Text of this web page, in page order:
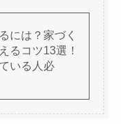
には？家づく
るコツ13選！
いる人必